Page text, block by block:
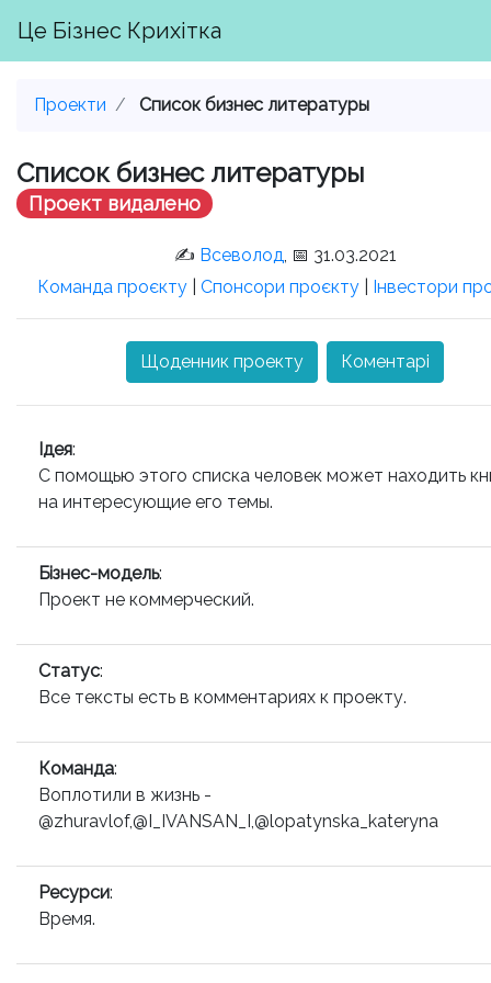
Це Бізнес Крихітка
Проекти Список бизнес литературы
Список бизнес литературы
Проект видалено
✍️ Всеволод, 📅 31.03.2021
Команда проєкту
Спонсори проєкту Інвестори
Щоденник проекту Коментарі
Ідея:
С помощью этого списка человек может находить
на интересующие его темы.
Бізнес-модель:
Проект не коммерческий.
Статус:
Все тексты есть в комментариях к проекту.
Команда:
Воплотили в жизнь -
@zhuravlof,@I_IVANSAN_I,@lopatynska_kateryna
Ресурси:
Время.